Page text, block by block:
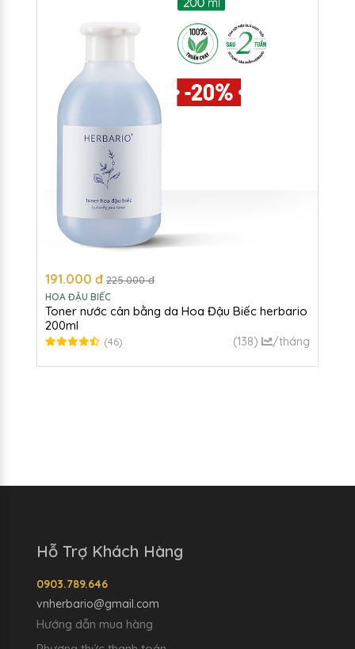
191.000 đ 225.000 đ
HOA ĐẬU BIẾC
Toner nước cân bằng da Hoa Đậu Biếc herbario
200ml
(46) (138) /tháng
Hỗ Trợ Khách Hàng
0903.789.646
vnherbario@gmail.com
Hướng dẫn mua hàng